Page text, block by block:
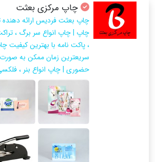
چاپ مرکزی بعثت
چاپ بعثت فردیس ارائه
چاپ | چاپ انواع سر برگ ،
، پاکت نامه با بهترین کیفیت
سریعترین زمان ممکن به صورت
حضوری | چاپ انواع بنر ،